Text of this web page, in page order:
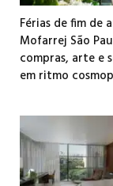
Férias de fim de
Mofarrej São
compras, arte e
em ritmo